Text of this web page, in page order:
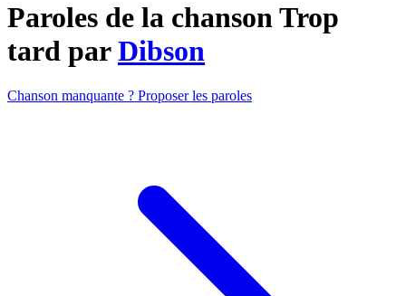
Paroles de la chanson Trop
tard parDibson
Chanson manquante ? Proposer les paroles